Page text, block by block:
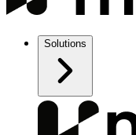
Solutions